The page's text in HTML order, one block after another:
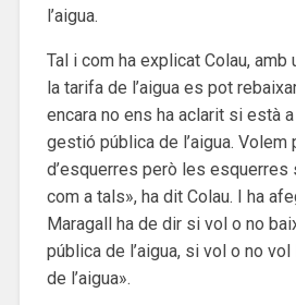
l’aigua.
Tal i com ha explicat Colau,
la tarifa de l’aigua es pot
encara no ens ha aclarit si està
gestió pública de l’aigua. Volem
d’esquerres però les esquerres
com a tals», ha dit Colau. I ha
Maragall ha de dir si vol o no
pública de l’aigua, si vol o no
de l’aigua».